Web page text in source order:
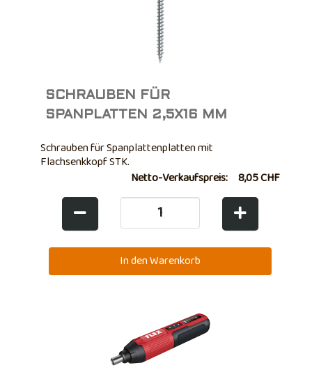
SCHRAUBEN FÜR
SPANPLATTEN 2,5X16 MM
Schrauben für Spanplattenplatten mit
Flachsenkkopf STK.
Netto-Verkaufspreis: 8,05 CHF